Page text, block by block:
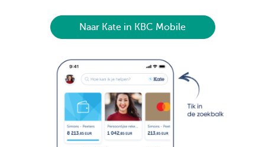
Naar Kate in KBC Mobile